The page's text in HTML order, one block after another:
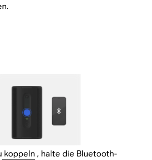
koppeln, halte die Bluetooth-